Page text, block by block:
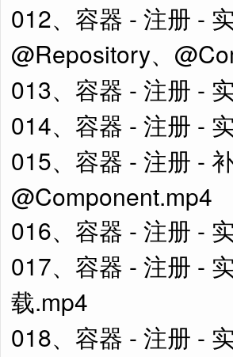
012、容器 - 注册 -
@Repository、
013、容器 - 注册 -
014、容器 - 注册 -
015、容器 - 注册 -
@Component.mp4
016、容器 - 注册 -
017、容器 - 注册 -
载.mp4
018、容器 - 注册 -